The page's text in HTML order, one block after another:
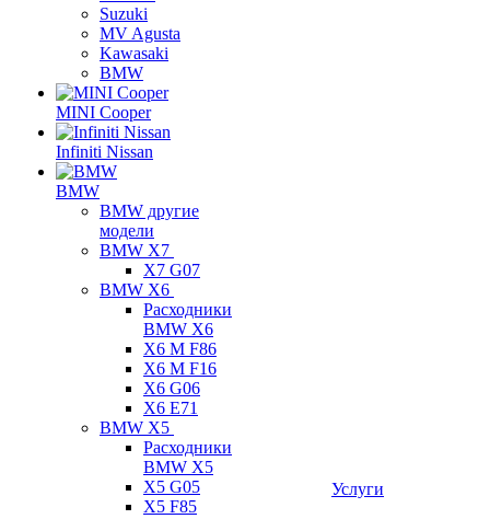
Suzuki
MV Agusta
Kawasaki
BMW
MINI Cooper
Infiniti Nissan
BMW
BMW другие
модели
BMW X7
X7 G07
BMW X6
Расходники
BMW X6
X6 M F86
X6 M F16
X6 G06
X6 E71
BMW X5
Расходники
BMW X5
X5 G05
X5 F85
Услуги